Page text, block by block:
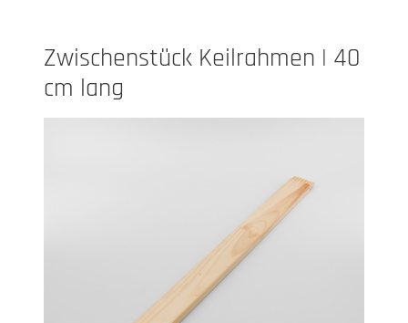
Zwischenstück Keilrahmen | 40
cm lang